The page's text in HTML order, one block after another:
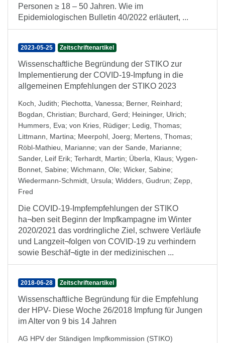
Personen ≥ 18 – 50 Jahren. Wie im
Epidemiologischen Bulletin 40/2022 erläutert, ...
2023-05-25 Zeitschriftenartikel
Wissenschaftliche Begründung der STIKO zur
Implementierung der COVID-19-Impfung in die
allgemeinen Empfehlungen der STIKO 2023
Koch, Judith; Piechotta, Vanessa; Berner, Reinhard;
Bogdan, Christian; Burchard, Gerd; Heininger, Ulrich;
Hummers, Eva; von Kries, Rüdiger; Ledig, Thomas;
Littmann, Martina; Meerpohl, Joerg; Mertens, Thomas;
Röbl-Mathieu, Marianne; van der Sande, Marianne;
Sander, Leif Erik; Terhardt, Martin; Überla, Klaus; Vygen-
Bonnet, Sabine; Wichmann, Ole; Wicker, Sabine;
Wiedermann-Schmidt, Ursula; Widders, Gudrun; Zepp,
Fred
Die COVID-19-Impfempfehlungen der STIKO
ha¬ben seit Beginn der Impfkampagne im Winter
2020/2021 das vordringliche Ziel, schwere Verläufe
und Langzeit¬folgen von COVID-19 zu verhindern
sowie Beschäf¬tigte in der medizinischen ...
2018-06-28 Zeitschriftenartikel
Wissenschaftliche Begründung für die Empfehlung
der HPV- Diese Woche 26/2018 Impfung für Jungen
im Alter von 9 bis 14 Jahren
AG HPV der Ständigen Impfkommission (STIKO)